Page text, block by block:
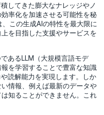
してきた膨大なナレッジやノ
率化を加速させる可能性を秘
この生成AIの特性を最大限に
を目指した支援やサービスを
あるLLM（大規模言語モデ
を学習することで豊富な知識
読解能力を実現します。しか
情報、例えば最新のデータや
知ることができません。これ